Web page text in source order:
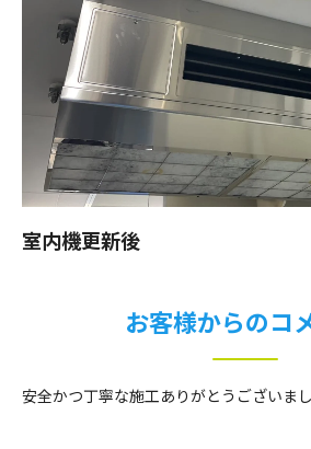
室内機更新後
お客様からのコ
安全かつ丁寧な施工ありがとうございまし